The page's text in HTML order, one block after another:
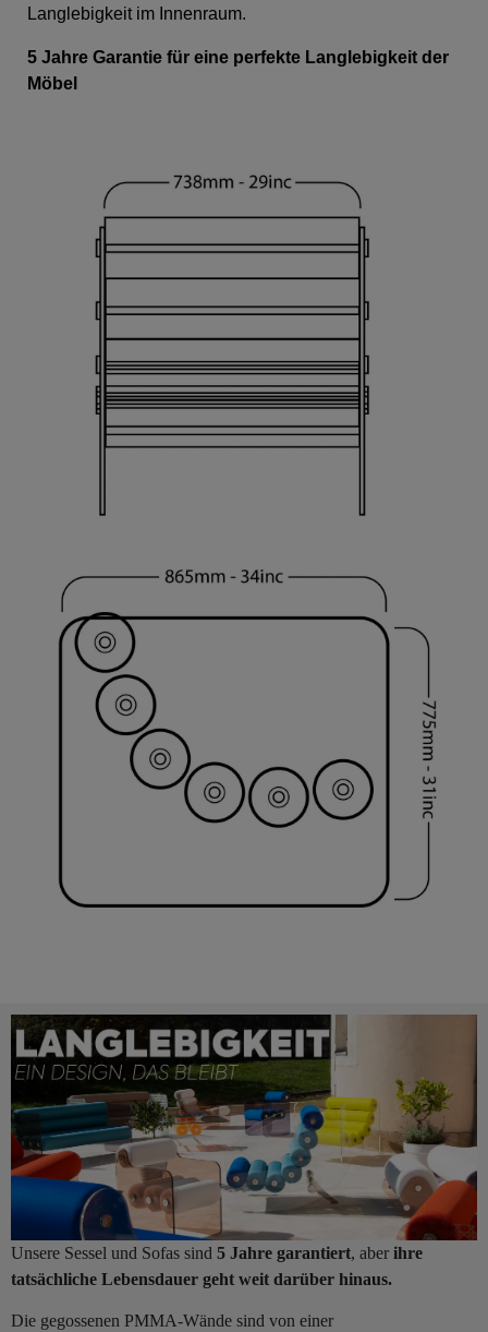
Langlebigkeit im Innenraum.
5 Jahre Garantie für eine perfekte Langlebigkeit der
Möbel
Unsere Sessel und Sofas sind 5 Jahre garantiert, aber ihre
tatsächliche Lebensdauer geht weit darüber hinaus.
Die gegossenen PMMA-Wände sind von einer